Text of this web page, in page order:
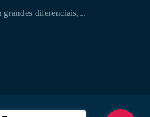
diferenciais,...